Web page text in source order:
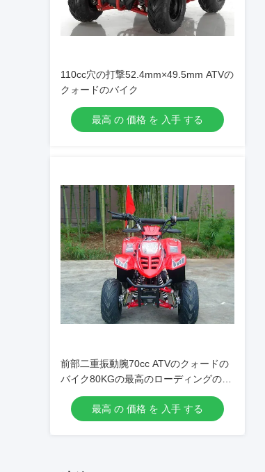
110cc穴の打撃52.4mm×49.5mm ATVの
クォードのバイク
最高 の 価格 を 入手 する
前部二重振動腕70cc ATVのクォードの
バイク80KGの最高のローディングの高
性能
最高 の 価格 を 入手 する